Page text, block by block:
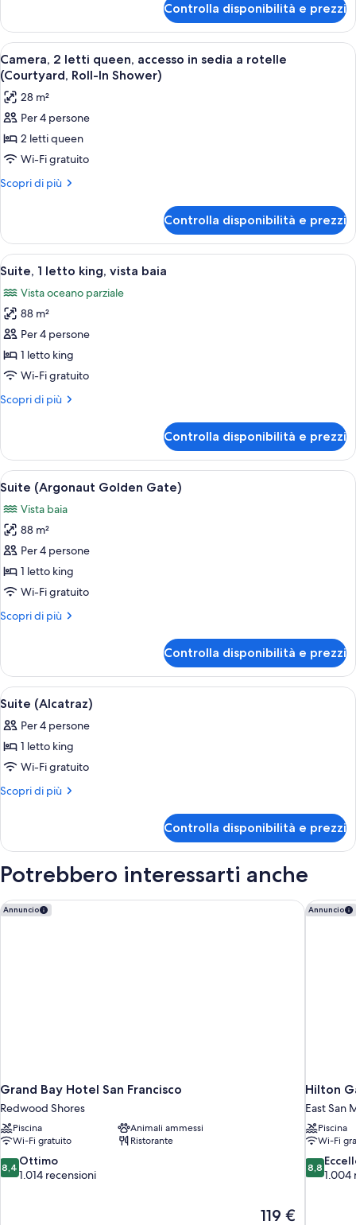
sedia
rotelle,
vista
baia
(Roll-
In
Shower)
2
letti
queen,
accesso
in
sedia
vista
baia
In
Controlla disponibilità e prezzi
Apri
tutte
le
foto
per
Camera,
2
letti
in
sedia
a
rotelle
(Courtyard,
Roll-
In
Shower)
Una camera d'albergo con un letto,
6
Camera, 2 letti queen, accesso in sedia a rotelle
(Courtyard, Roll-In Shower)
28 m²
Per 4 persone
2 letti queen
Wi-Fi gratuito
Scopri di più
Altri
2
letti
queen,
in
sedia
rotelle
(Courtyard,
Roll-
Shower)
Controlla disponibilità e prezzi
Apri
tutte
le
foto
per
Suite,
1
king,
Un'ampia zona giorno
11
Suite, 1 letto king, vista baia
Vista oceano parziale
88 m²
Per 4 persone
1 letto king
Wi-Fi gratuito
Scopri di più
Altri
1
letto
king,
baia
Controlla disponibilità e prezzi
Apri
tutte
le
foto
per
Suite
(Argonaut
Gate)
Paesaggio costiero con un porto
16
Suite (Argonaut Golden Gate)
Vista baia
88 m²
Per 4 persone
1 letto king
Wi-Fi gratuito
Scopri di più
Altri
(Argonaut
Golden
Gate)
Controlla disponibilità e prezzi
Apri
tutte
le
foto
per
Suite
Suite (Alcatraz) | Biancheria da letto
6
Suite (Alcatraz)
Per 4 persone
1 letto king
Wi-Fi gratuito
Scopri di più
Altri
(Alcatraz)
Controlla disponibilità e prezzi
Potrebbero interessarti anche
Annuncio
Grand Bay Hotel San Francisco
Redwood Shores
Piscina
Animali ammessi
Wi-Fi gratuito
Ristorante
8.4
su
8,4 Ottimo
1.014 recensioni
Il
119 €
Grand Bay Hotel San Francisco Annuncio
Hilton
East San
Piscina
Wi-Fi
8.8
su
8,8
1.004
Hilton